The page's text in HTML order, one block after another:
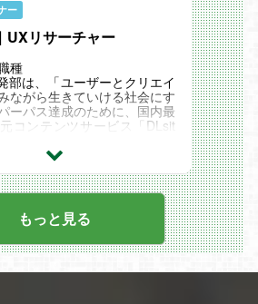
アル 『2.5次元』の中での割
寄せるか】
happyelements/n/nc5ab9
ー
UXリサーチャー
種
部は、「ユーザーとクリエイ
ながら生きていける社会にす
ーパス達成のために、国内最
コンテンツサービス「DLsit
ことをミッションとしていま
の声と行動データを科学し、
や新規事業の成功確度を高め
ています。
チャー（リーダー候補）】
のUXリサーチチームにて、
両面からユーザーインサイト
事業成長を牽引するポジショ
万人を超えるユーザー基盤
もっと見る